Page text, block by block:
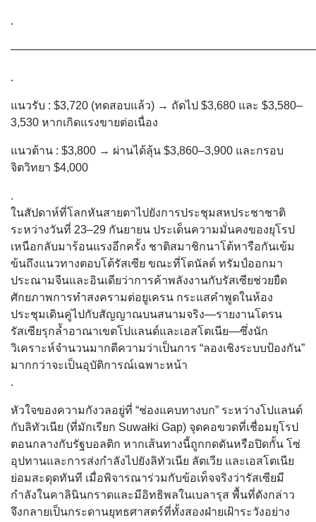
.
.
แนวรับ : $3,720 (ทดสอบแล้ว) → ถัดไป $3,680 และ $3,580–
3,530 หากเกิดแรงขายต่อเนื่อง
แนวต้าน : $3,800 → ผ่านได้ลุ้น $3,860–3,900 และกรอบ
จิตวิทยา $4,000
.
ในสัปดาห์ที่โลกหันสายตาไปยังการประชุมสหประชาชาติ
ระหว่างวันที่ 23–29 กันยายน ประเด็นความมั่นคงของยุโรป
เหนือกลับมาร้อนแรงอีกครั้ง ชาติสมาชิกนาโต้หารือกันเข้ม
ข้นถึงแนวทางตอบโต้รัสเซีย ขณะที่โดนัลด์ ทรัมป์ออกมา
ประณามจีนและอินเดียว่าการค้าพลังงานกับรัสเซียช่วยยืด
ศักยภาพการทำสงครามต่อยูเครน กระแสคำพูดในห้อง
ประชุมเดินคู่ไปกับสัญญาณบนสนามจริง—รายงานโดรน
รัสเซียรุกล้ำอาณาเขตโปแลนด์และเอสโตเนีย—ซึ่งนัก
วิเคราะห์จำนวนมากตีความว่าเป็นการ “ลองเชิงระบบป้องกัน”
มากกว่าจะเป็นอุบัติการณ์เฉพาะหน้า
.
หัวใจของความกังวลอยู่ที่ “ช่องแคบทางบก” ระหว่างโปแลนด์
กับลิทัวเนีย (ที่มักเรียก Suwałki Gap) จุดคอขวดที่เชื่อมยุโรป
ตอนกลางกับรัฐบอลติก หากเส้นทางนี้ถูกกดดันหรือปิดกั้น โซ่
อุปทานและการส่งกำลังไปยังลิทัวเนีย ลัตเวีย และเอสโตเนีย
ย่อมสะดุดทันที เมื่อพิจารณาร่วมกับข้อเท็จจริงว่ารัสเซียมี
กำลังในคาลินินกราดและมีอิทธิพลในเบลารุส พื้นที่ดังกล่าว
จึงกลายเป็นกระดานยุทธศาสตร์ที่ทั้งสองฝ่ายเฝ้าระวังอย่าง